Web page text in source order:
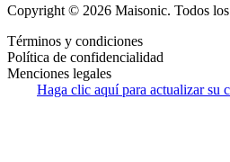
Copyright © 2026 Maisonic. Todos los
Términos y condiciones
Política de confidencialidad
Menciones legales
Haga clic aquí para actualizar su